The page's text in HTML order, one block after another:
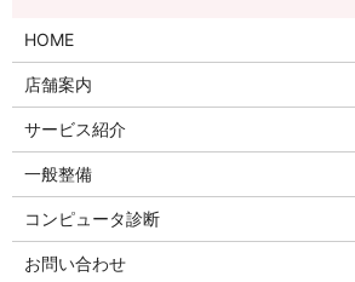
HOME
店舗案内
サービス紹介
一般整備
コンピュータ診断
お問い合わせ